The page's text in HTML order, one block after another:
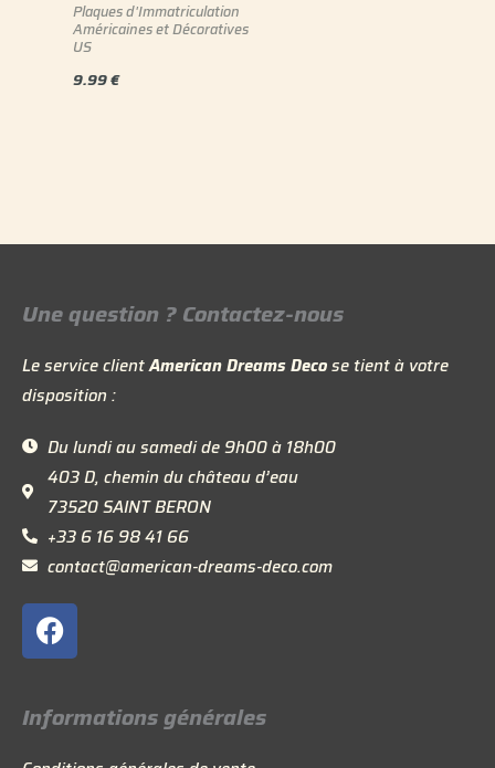
Plaques d'Immatriculation
Américaines et Décoratives
US
9.99€
Une question ? Contactez-nous
Le service clientAmerican Dreams Decose tient à votre
disposition :
Du lundi au samedi de 9h00 à 18h00
403 D, chemin du château d’eau
73520 SAINT BERON
+33 6 16 98 41 66
contact@american-dreams-deco.com
F
a
c
e
b
o
Informations générales